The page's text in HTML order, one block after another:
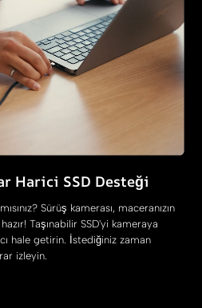
Harici SSD Desteği
Sürüş kamerası, maceranızın
Taşınabilir SSD'yi kameraya
hale getirin. İstediğiniz zaman
izleyin.